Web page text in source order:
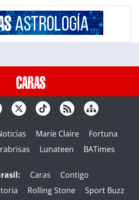
Marie Claire
Fortuna
Lunateen BATimes
Caras
Contigo
Rolling Stone
Sport Buzz